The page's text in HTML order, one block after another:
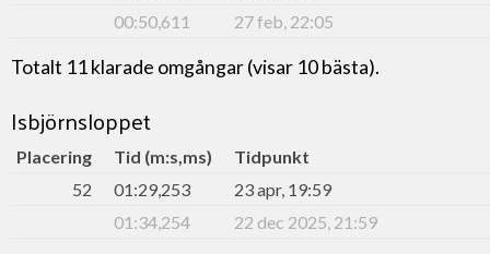
00:50,611
27 feb, 22:05
Totalt 11 klarade omgångar (visar 10 bästa).
Isbjörnsloppet
Placering Tid (m:s,ms)
Tidpunkt
52
01:29,253
23 apr, 19:59
01:34,254
22 dec 2025, 21:59